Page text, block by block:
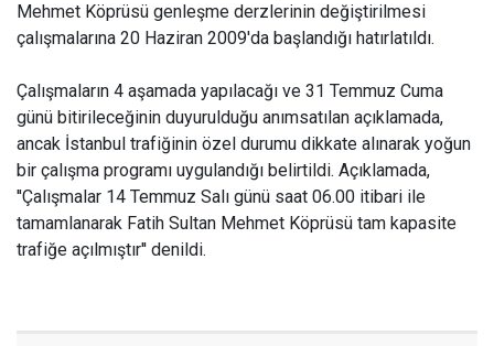
Mehmet Köprüsü genleşme derzlerinin değiştirilmesi
çalışmalarına 20 Haziran 2009'da başlandığı hatırlatıldı.
Çalışmaların 4 aşamada yapılacağı ve 31 Temmuz Cuma
günü bitirileceğinin duyurulduğu anımsatılan açıklamada,
ancak İstanbul trafiğinin özel durumu dikkate alınarak yoğun
bir çalışma programı uygulandığı belirtildi. Açıklamada,
''Çalışmalar 14 Temmuz Salı günü saat 06.00 itibari ile
tamamlanarak Fatih Sultan Mehmet Köprüsü tam kapasite
trafiğe açılmıştır'' denildi.